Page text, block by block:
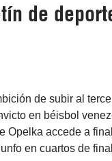
de
de subir al
en béisbol
Opelka accede a
en cuartos de